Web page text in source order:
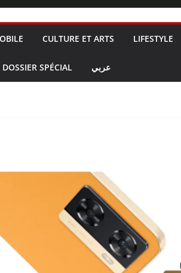
CULTURE ET ARTS LIFESTYLE
DOSSIER SPÉCIAL عربي